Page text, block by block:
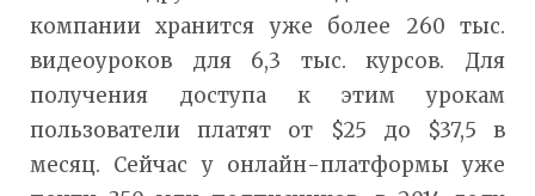
компании хранится уже более 260 тыс.
видеоуроков для 6,3 тыс. курсов. Для
получения доступа к этим урокам
пользователи платят от $25 до $37,5 в
месяц. Сейчас у онлайн-платформы уже